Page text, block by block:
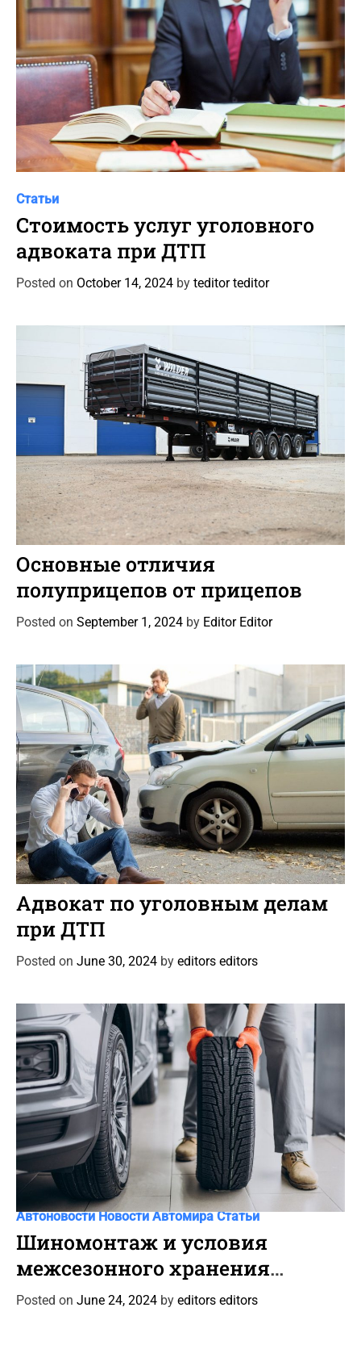
C
a
e
g
Статьи
Стоимость услуг уголовного
адвоката при ДТП
Posted on October 14, 2024 by teditor teditor
C
a
e
g
e
s
Автоновости Статьи
Основные отличия
полуприцепов от прицепов
Posted on September 1, 2024 by Editor Editor
C
a
t
e
g
e
s
Автоновости Новости Автомира Статьи
Адвокат по уголовным делам
при ДТП
Posted on June 30, 2024 by editors editors
C
a
t
e
g
Автоновости Новости Автомира Статьи
Шиномонтаж и условия
межсезонного хранения
автошин
Posted on June 24, 2024 by editors editors